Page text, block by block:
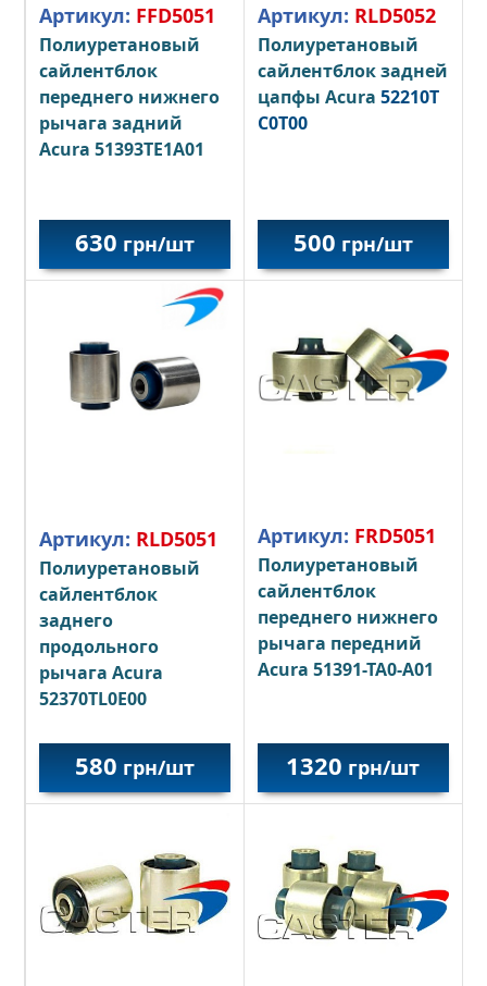
Артикул: FFD5051
Полиуретановый
сайлентблок
переднего нижнего
рычага задний
Acura 51393TE1A01
630 грн/шт
Артикул: RLD5052
Полиуретановый
сайлентблок задней
цапфы Acura 52210T
C0T00
500 грн/шт
Артикул: RLD5051
Полиуретановый
сайлентблок
заднего
продольного
рычага Acura
52370TL0E00
580 грн/шт
Артикул: FRD5051
Полиуретановый
сайлентблок
переднего нижнего
рычага передний
Acura 51391-TA0-A01
1320 грн/шт